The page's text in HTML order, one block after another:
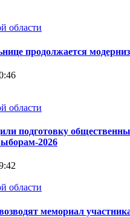
области
продолжается
области
подготовку
2026
области
мемориал